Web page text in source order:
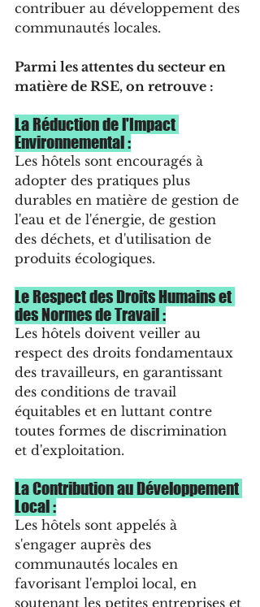
contribuer au développement des
communautés locales.
Parmi les attentes du secteur en
matière de RSE, on retrouve :
La Réduction de l'Impact
Environnemental :
Les hôtels sont encouragés à
adopter des pratiques plus
durables en matière de gestion de
l'eau et de l'énergie, de gestion
des déchets, et d'utilisation de
produits écologiques.
Le Respect des Droits Humains et
des Normes de Travail :
Les hôtels doivent veiller au
respect des droits fondamentaux
des travailleurs, en garantissant
des conditions de travail
équitables et en luttant contre
toutes formes de discrimination
et d'exploitation.
La Contribution au Développement
Local :
Les hôtels sont appelés à
s'engager auprès des
communautés locales en
favorisant l'emploi local, en
soutenant les petites entreprises et